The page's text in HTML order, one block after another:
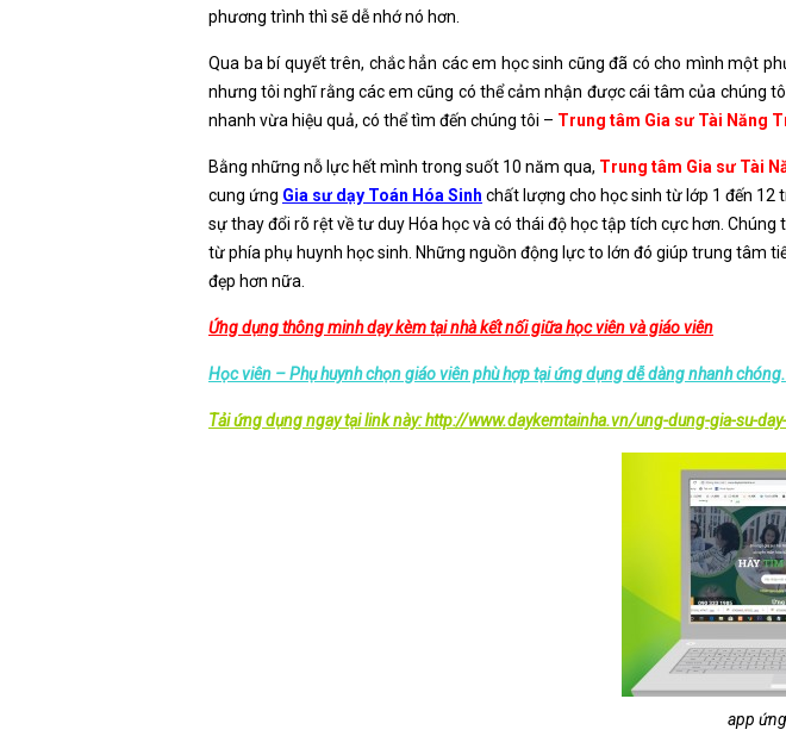
phương trình thì sẽ dễ nhớ nó hơn.
Qua ba bí quyết trên, chắc hẳn các em học sinh cũng đã có cho mình một
nhưng tôi nghĩ rằng các em cũng có thể cảm nhận được cái tâm của chúng
nhanh vừa hiệu quả, có thể tìm đến chúng tôi – Trung tâm Gia sư Tài Năng
Bằng những nỗ lực hết mình trong suốt 10 năm qua, Trung tâm Gia sư Tài
cung ứng Gia sư dạy Toán Hóa Sinh chất lượng cho học sinh từ lớp 1 đến 12
sự thay đổi rõ rệt về tư duy Hóa học và có thái độ học tập tích cực hơn.
từ phía phụ huynh học sinh. Những nguồn động lực to lớn đó giúp trung tâm
đẹp hơn nữa.
Ứng dụng thông minh dạy kèm tại nhà kết nối giữa học viên và giáo viên
Học viên – Phụ huynh chọn giáo viên phù hợp tại ứng dụng dễ dàng nhanh chóng.
Tải ứng dụng ngay tại link này:http://www.daykemtainha.vn/ung-dung-gia-su-
app